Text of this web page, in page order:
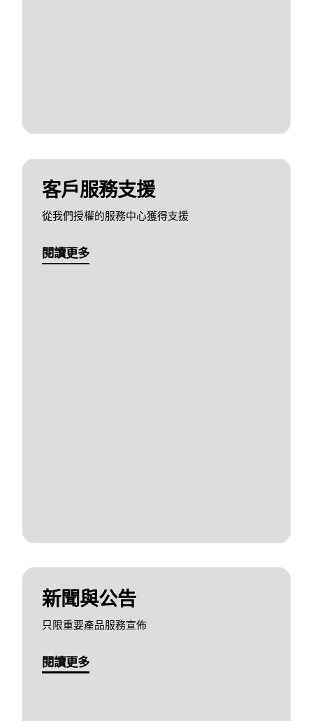
客戶服務支援
從我們授權的服務中心獲得支援
閱讀更多
新聞與公告
只限重要產品服務宣佈
閱讀更多